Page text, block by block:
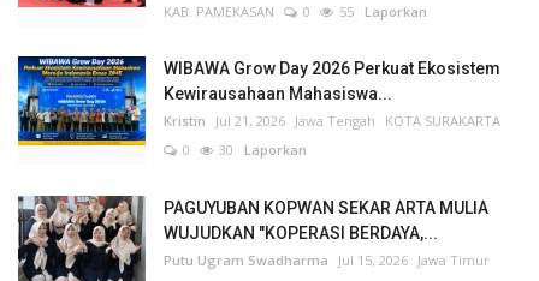
KAB. PAMEKASAN
0 55 Laporkan
WIBAWA Grow Day 2026 Perkuat Ekosistem
Kewirausahaan Mahasiswa...
Kristin Jul 21, 2026 Jawa Tengah
KOTA SURAKARTA
0
30 Laporkan
PAGUYUBAN KOPWAN SEKAR ARTA MULIA
WUJUDKAN "KOPERASI BERDAYA,...
Putu Ugram Swadharma Jul 15, 2026 Jawa Timur